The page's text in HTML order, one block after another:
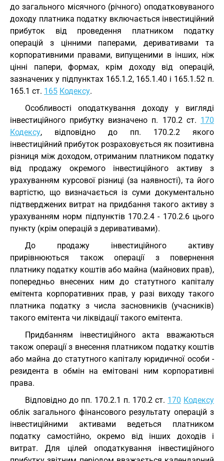
до загального місячного (річного) оподатковуваного
доходу платника податку включається інвестиційний
прибуток від проведення платником податку
операцій з цінними паперами, деривативами та
корпоративними правами, випущеними в інших, ніж
цінні папери, формах, крім доходу від операцій,
зазначених у підпунктах 165.1.2, 165.1.40 і 165.1.52 п.
165.1 ст. 165 Кодексу.
Особливості оподаткування доходу у вигляді
інвестиційного прибутку визначено п. 170.2 ст. 170
Кодексу, відповідно до пп. 170.2.2 якого
інвестиційний прибуток розраховується як позитивна
різниця між доходом, отриманим платником податку
від продажу окремого інвестиційного активу з
урахуванням курсової різниці (за наявності), та його
вартістю, що визначається із суми документально
підтверджених витрат на придбання такого активу з
урахуванням норм підпунктів 170.2.4 - 170.2.6 цього
пункту (крім операцій з деривативами).
До продажу інвестиційного активу
прирівнюються також операції з повернення
платнику податку коштів або майна (майнових прав),
попередньо внесених ним до статутного капіталу
емітента корпоративних прав, у разі виходу такого
платника податку з числа засновників (учасників)
такого емітента чи ліквідації такого емітента.
Придбанням інвестиційного акта вважаються
також операції з внесення платником податку коштів
або майна до статутного капіталу юридичної особи -
резидента в обмін на емітовані ним корпоративні
права.
Відповідно до пп. 170.2.1 п. 170.2 ст. 170 Кодексу
облік загального фінансового результату операцій з
інвестиційними активами ведеться платником
податку самостійно, окремо від інших доходів і
витрат. Для цілей оподаткування інвестиційного